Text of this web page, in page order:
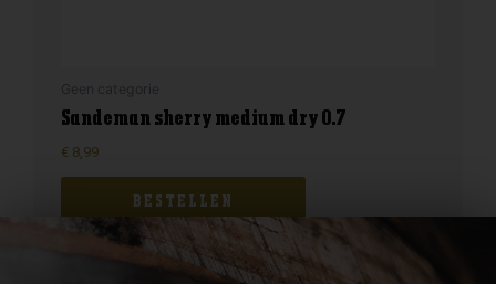
Sandeman sherry medium dry 0.7
€ 8,99
BESTELLEN